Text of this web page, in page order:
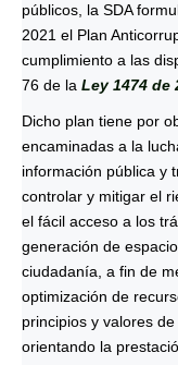
públicos, la SDA
2021 el Plan
cumplimiento a las
76 de la Ley 1474 de
Dicho plan tiene por
encaminadas a la
información pública y
controlar y mitigar el
el fácil acceso a los
generación de
ciudadanía, a fin de
optimización de
principios y valores
orientando la